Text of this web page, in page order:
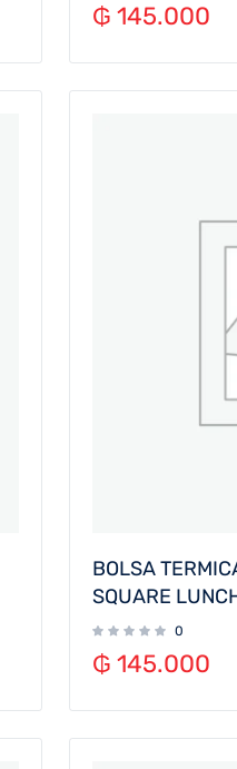
₲ 145.000
BOLSA
SQUARE
0
₲ 145.000